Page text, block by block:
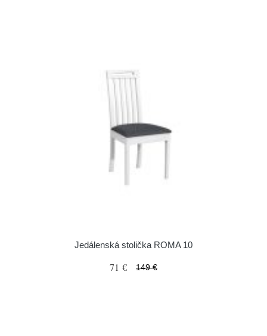
Jedálenská stolička ROMA 10
71 € 149 €